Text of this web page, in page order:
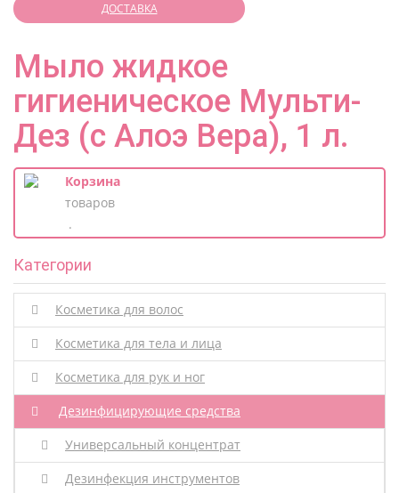
ДОСТАВКА
Мыло жидкое
гигиеническое Мульти-
Дез (с Алоэ Вера), 1 л.
Корзина
товаров
.
Категории
Косметика для волос
Косметика для тела и лица
Косметика для рук и ног
Дезинфицирующие средства
Универсальный концентрат
Дезинфекция инструментов